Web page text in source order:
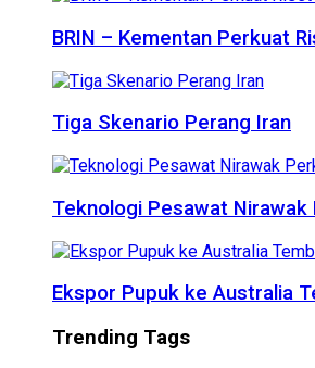
BRIN – Kementan Perkuat
Tiga Skenario Perang Iran
Teknologi Pesawat Nirawak
Ekspor Pupuk ke Australia
Trending Tags